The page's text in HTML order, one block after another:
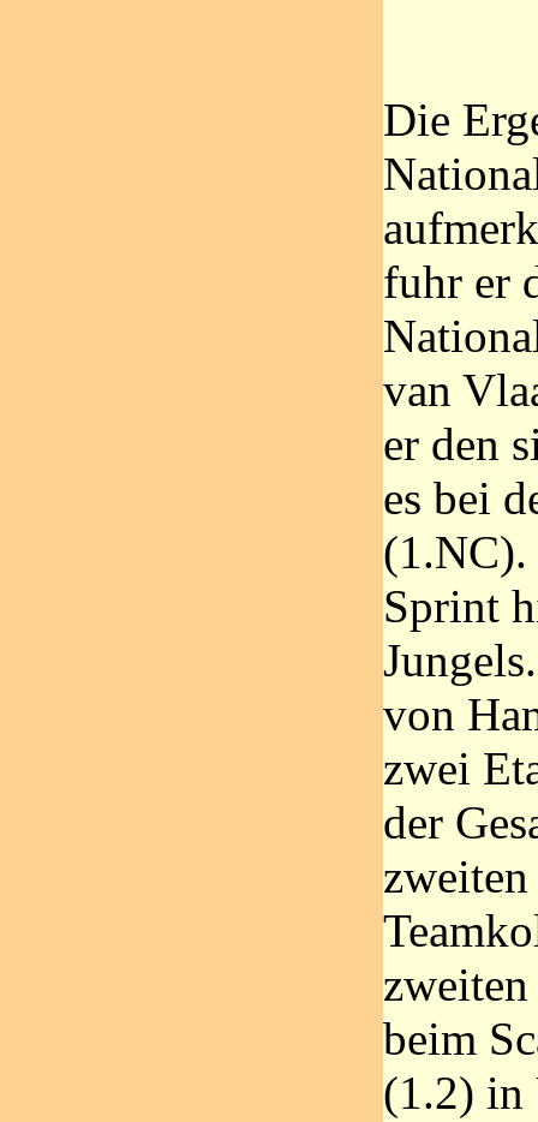
Die
fuhr er
van
er den
es bei
Sprint
von
zwei
der
beim
(1.2) in